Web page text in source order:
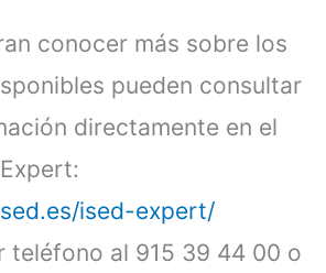
conocer más sobre los
pueden consultar
directamente en el
ised-expert/
teléfono al 915 39 44 00 o